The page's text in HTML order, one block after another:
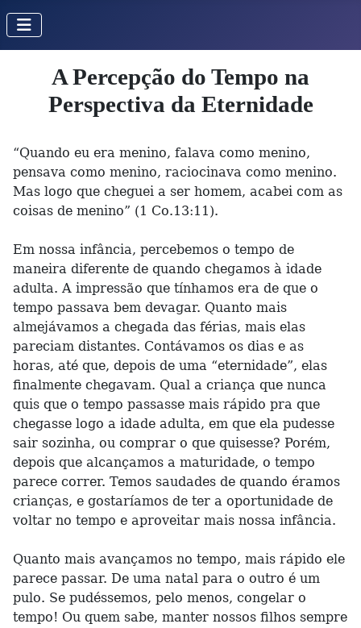
A Percepção do Tempo na
Perspectiva da Eternidade
“Quando eu era menino, falava como menino,
pensava como menino, raciocinava como menino.
Mas logo que cheguei a ser homem, acabei com as
coisas de menino” (1 Co.13:11).
Em nossa infância, percebemos o tempo de
maneira diferente de quando chegamos à idade
adulta. A impressão que tínhamos era de que o
tempo passava bem devagar. Quanto mais
almejávamos a chegada das férias, mais elas
pareciam distantes. Contávamos os dias e as
horas, até que, depois de uma “eternidade”, elas
finalmente chegavam. Qual a criança que nunca
quis que o tempo passasse mais rápido pra que
chegasse logo a idade adulta, em que ela pudesse
sair sozinha, ou comprar o que quisesse? Porém,
depois que alcançamos a maturidade, o tempo
parece correr. Temos saudades de quando éramos
crianças, e gostaríamos de ter a oportunidade de
voltar no tempo e aproveitar mais nossa infância.
Quanto mais avançamos no tempo, mais rápido ele
parece passar. De uma natal para o outro é um
pulo. Se pudéssemos, pelo menos, congelar o
tempo! Ou quem sabe, manter nossos filhos sempre